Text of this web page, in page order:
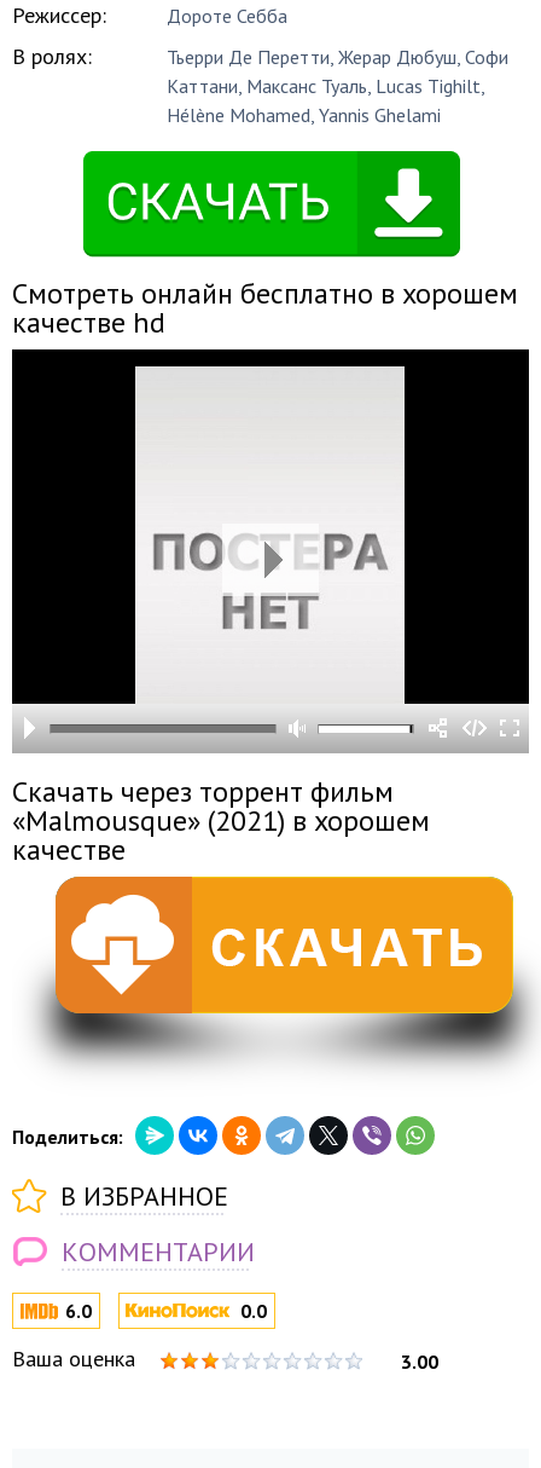
Режиссер: Дороте Себба
В ролях: Тьерри Де Перетти,Жерар Дюбуш,Софи
Каттани, Максанс Туаль, Lucas Tighilt,
Hélène Mohamed,Yannis Ghelami
6.0 0.0
Ваша оценка 3.00
Смотреть онлайн бесплатно в хорошем
качестве hd
Скачать через торрент фильм
«Malmousque» (2021) в хорошем
качестве
Поделиться:
В ИЗБРАННОЕ
КОММЕНТАРИИ